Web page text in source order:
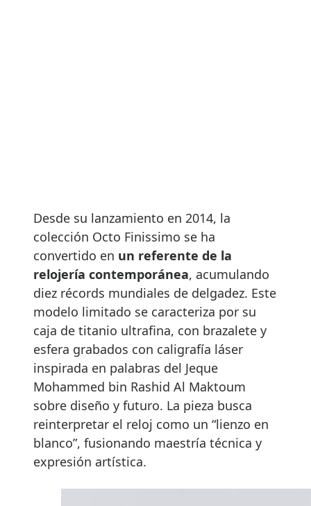
Desde su lanzamiento en 2014, la
colección Octo Finissimo se ha
convertido en un referente de la
relojería contemporánea, acumulando
diez récords mundiales de delgadez. Este
modelo limitado se caracteriza por su
caja de titanio ultrafina, con brazalete y
esfera grabados con caligrafía láser
inspirada en palabras del Jeque
Mohammed bin Rashid Al Maktoum
sobre diseño y futuro. La pieza busca
reinterpretar el reloj como un “lienzo en
blanco”, fusionando maestría técnica y
expresión artística.